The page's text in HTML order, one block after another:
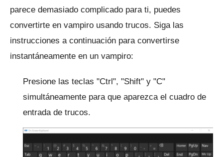
parece demasiado complicado para ti, puedes
convertirte en vampiro usando trucos. Siga las
instrucciones a continuación para convertirse
instantáneamente en un vampiro:
Presione las teclas "Ctrl", "Shift" y "C"
simultáneamente para que aparezca el cuadro de
entrada de trucos.